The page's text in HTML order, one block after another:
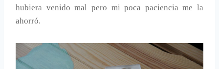
hubiera venido mal pero mi poca paciencia me la
ahorró.